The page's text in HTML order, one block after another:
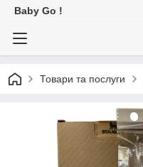
Baby Go !
Товари та послуги